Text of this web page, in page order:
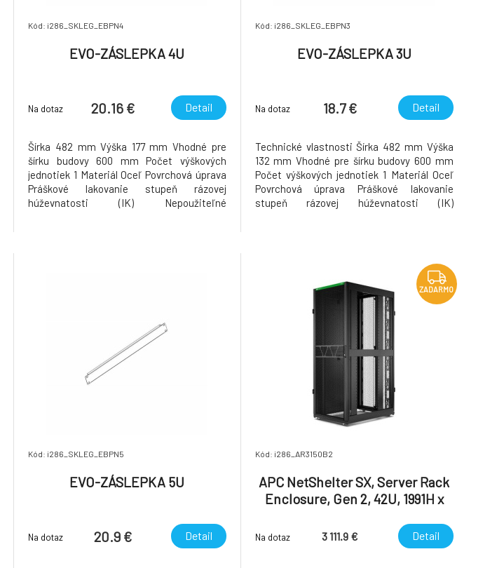
Kód: i286_SKLEG_EBPN4
EVO-ZÁSLEPKA 4U
Na dotaz 20.16 € Detail
Šírka 482 mm Výška 177 mm Vhodné pre
šírku budovy 600 mm Počet výškových
jednotiek 1 Materiál Oceľ Povrchová úprava
Práškové lakovanie stupeň rázovej
húževnatosti (IK) Nepoužiteľné
Kód: i286_SKLEG_EBPN3
EVO-ZÁSLEPKA 3U
Na dotaz 18.7 € Detail
Technické vlastnosti Šírka 482 mm Výška
132 mm Vhodné pre šírku budovy 600 mm
Počet výškových jednotiek 1 Materiál Oceľ
Povrchová úprava Práškové lakovanie
stupeň rázovej húževnatosti (IK)
Kód: i286_SKLEG_EBPN5
EVO-ZÁSLEPKA 5U
Na dotaz 20.9 € Detail
ZADARMO
Kód: i286_AR3150B2
APC NetShelter SX, Server Rack
Enclosure, Gen 2, 42U, 1991H x
Black
Na dotaz 3 111.9 € Detail